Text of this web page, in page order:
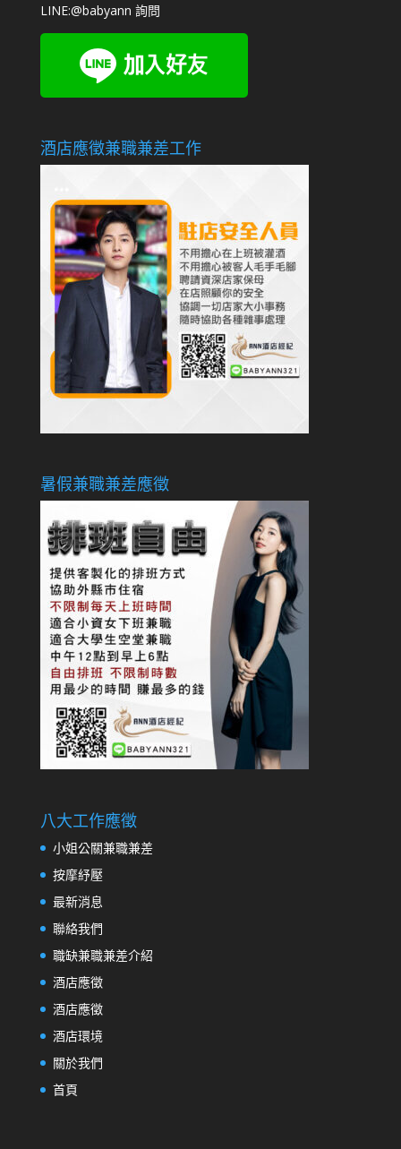
LINE:@babyann 詢問
酒店應徵兼職兼差工作
暑假兼職兼差應徵
八大工作應徵
小姐公關兼職兼差
按摩紓壓
最新消息
聯絡我們
職缺兼職兼差介紹
酒店應徵
酒店應徵
酒店環境
關於我們
首頁